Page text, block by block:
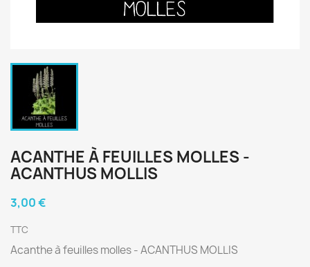
ACANTHE À FEUILLES MOLLES -
ACANTHUS MOLLIS
3,00 €
TTC
Acanthe à feuilles molles - ACANTHUS MOLLIS